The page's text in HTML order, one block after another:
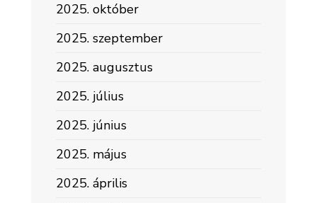
2025. október
2025. szeptember
2025. augusztus
2025. július
2025. június
2025. május
2025. április